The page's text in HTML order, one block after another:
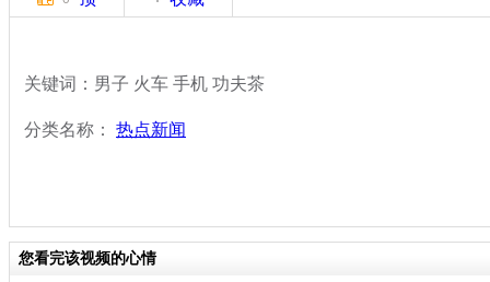
关键词：男子 火车 手机 功夫茶
分类名称： 热点新闻
您看完该视频的心情